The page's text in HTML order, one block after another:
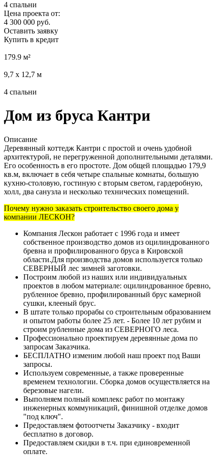
4 спальни
Цена проекта от:
4 300 000 руб.
Оставить заявку
Купить в кредит
179.9 м²
9,7 х 12,7 м
4 спальни
Дом из бруса Кантри
Описание
Деревянный коттедж Кантри с простой и очень удобной
архитектурой, не перегруженной дополнительными деталями.
Его особенность в его простоте. Дом общей площадью 179,9
кв.м, включает в себя четыре спальные комнаты, большую
кухню-столовую, гостиную с вторым светом, гардеробную,
холл, два санузла и несколько технических помещений.
Почему нужно заказать строительство своего дома у
компании ЛЕСКОН?
Компания Лескон работает с 1996 года и имеет
собственное производство домов из оцилиндрованного
бревна и профилированного бруса в Кировской
области.Для производства домов используется только
СЕВЕРНЫЙ лес зимней заготовки.
Построим любой из наших или индивидуальных
проектов в любом материале: оцилиндрованное бревно,
рубленное бревно, профилированный брус камерной
сушки, клееный брус.
В штате только прорабы со строительным образованием
и опытом работы более 25 лет. - Более 10 лет рубим и
строим рубленные дома из СЕВЕРНОГО леса.
Профессионально проектируем деревянные дома по
запросам Заказчика.
БЕСПЛАТНО изменим любой наш проект под Ваши
запросы.
Используем современные, а также проверенные
временем технологии. Сборка домов осуществляется на
березовые нагели.
Выполняем полный комплекс работ по монтажу
инженерных коммуникаций, финишной отделке домов
"под ключ".
Предоставляем фотоотчеты Заказчику - входит
бесплатно в договор.
Предоставляем скидки в т.ч. при единовременной
оплате.